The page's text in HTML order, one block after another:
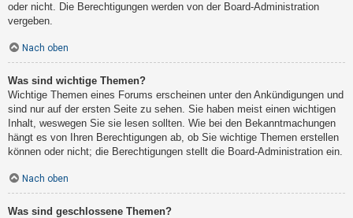
oder nicht. Die Berechtigungen werden von der Board-Administration
vergeben.
Nach oben
Was sind wichtige Themen?
Wichtige Themen eines Forums erscheinen unter den Ankündigungen und
sind nur auf der ersten Seite zu sehen. Sie haben meist einen wichtigen
Inhalt, weswegen Sie sie lesen sollten. Wie bei den Bekanntmachungen
hängt es von Ihren Berechtigungen ab, ob Sie wichtige Themen erstellen
können oder nicht; die Berechtigungen stellt die Board-Administration ein.
Nach oben
Was sind geschlossene Themen?